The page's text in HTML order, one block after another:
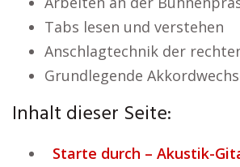
Tabs lesen und verstehen
Anschlagtechnik der
Grundlegende
Inhalt dieser Seite:
Starte durch – Akustik-